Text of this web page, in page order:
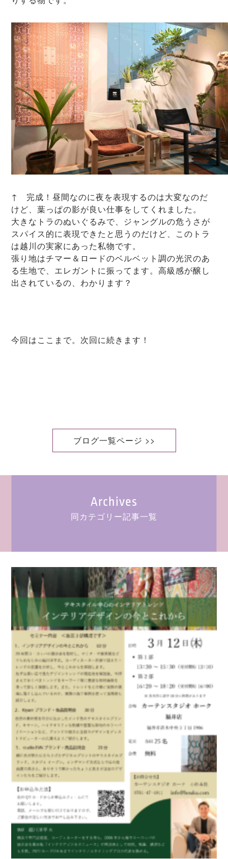
↑ 完成！昼間なのに夜を表現するのは大変なのだ
けど、葉っぱの影が良い仕事をしてくれました。
大きなトラのぬいぐるみで、ジャングルの危うさが
スパイス的に表現できたと思うのだけど、このトラ
は越川の実家にあった私物です。
張り地はチマー＆ロードのベルベット調の光沢のあ
る生地で、エレガントに振ってます。高級感が醸し
出されているの、わかります？
今回はここまで。次回に続きます！
ブログ一覧ページ >>
Archives
同カテゴリー記事一覧